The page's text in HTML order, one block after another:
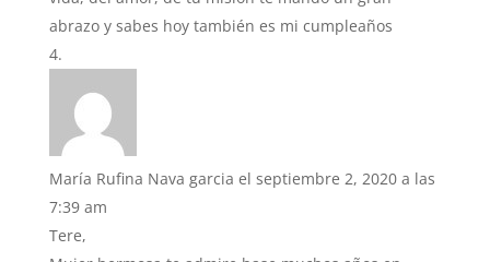
abrazo y sabes hoy también es mi cumpleaños
María Rufina Nava garcia el septiembre 2, 2020 a las
7:39 am
Tere,